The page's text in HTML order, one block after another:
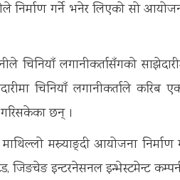
निर्माण गर्ने भनेर लिएको सो
चिनियाँ लगानीकर्तासँगको
चिनियाँ लगानीकर्ताले करिब
छन् ।
मस्र्याङ्दी आयोजना
जिङचेङ इन्टरनेसनल इन्भेस्टमेन्ट